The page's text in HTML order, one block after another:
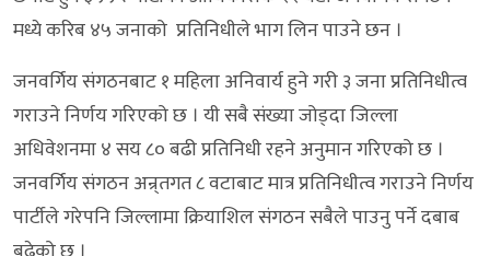
मध्ये करिब ४५ जनाको प्रतिनिधीले भाग लिन पाउने छन ।
जनवर्गिय संगठनबाट १ महिला अनिवार्य हुने गरी ३ जना प्रतिनिधीत्व
गराउने निर्णय गरिएको छ । यी सबै संख्या जोड्दा जिल्ला
अधिवेशनमा ४ सय ८० बढी प्रतिनिधी रहने अनुमान गरिएको छ ।
जनवर्गिय संगठन अन्र्तगत ८ वटाबाट मात्र प्रतिनिधीत्व गराउने निर्णय
पार्टीले गरेपनि जिल्लामा क्रियाशिल संगठन सबैले पाउनु पर्ने दबाब